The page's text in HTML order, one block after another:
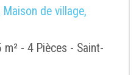
Maison de village,
- 4 Pièces - Saint-